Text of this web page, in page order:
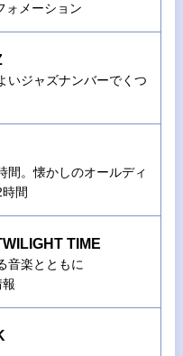
ォメーション
いジャズナンバーでくつ
間。懐かしのオールディ
間
TIME
音楽とともに